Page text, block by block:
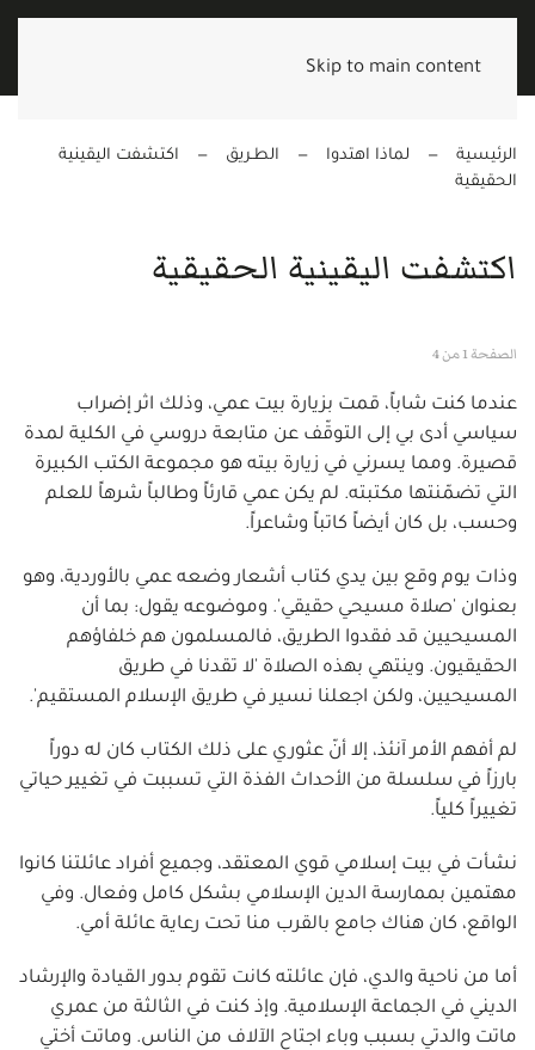
Skip to main content
الرئيسية لماذا اهتدوا الطـريق
اكتشفت اليقينية
الحقيقية
اكتشفت اليقينية الحقيقية
الصفحة 1 من 4
عندما كنت شاباً، قمت بزيارة بيت عمي، وذلك اثر إضراب
سياسي أدى بي إلى التوقّف عن متابعة دروسي في الكلية لمدة
قصيرة. ومما يسرني في زيارة بيته هو مجموعة الكتب الكبيرة
التي تضمّنتها مكتبته. لم يكن عمي قارئاً وطالباً شرهاً للعلم
وحسب، بل كان أيضاً كاتباً وشاعراً.
وذات يوم وقع بين يدي كتاب أشعار وضعه عمي بالأوردية، وهو
بعنوان 'صلاة مسيحي حقيقي'. وموضوعه يقول: بما أن
المسيحيين قد فقدوا الطريق، فالمسلمون هم خلفاؤهم
الحقيقيون. وينتهي بهذه الصلاة 'لا تقدنا في طريق
المسيحيين، ولكن اجعلنا نسير في طريق الإسلام المستقيم'.
لم أفهم الأمر آنئذ، إلا أنّ عثوري على ذلك الكتاب كان له دوراً
بارزاً في سلسلة من الأحداث الفذة التي تسببت في تغيير حياتي
تغييراً كلياً.
نشأت في بيت إسلامي قوي المعتقد، وجميع أفراد عائلتنا كانوا
مهتمين بممارسة الدين الإسلامي بشكل كامل وفعال. وفي
الواقع، كان هناك جامع بالقرب منا تحت رعاية عائلة أمي.
أما من ناحية والدي، فإن عائلته كانت تقوم بدور القيادة والإرشاد
الديني في الجماعة الإسلامية. وإذ كنت في الثالثة من عمري
ماتت والدتي بسبب وباء اجتاح الآلاف من الناس. وماتت أختي